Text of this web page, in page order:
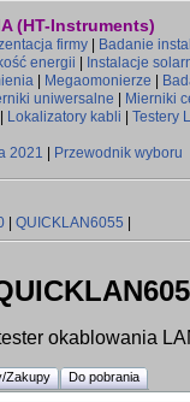
(HT-Instruments)
firmy
Badanie
energii
Instalacje
Megaomonierze
uniwersalne
Mierniki
Lokalizatory kabli
Testery
2021 Przewodnik wyboru
QUICKLAN6055
okablowania
Zakupy Do pobrania